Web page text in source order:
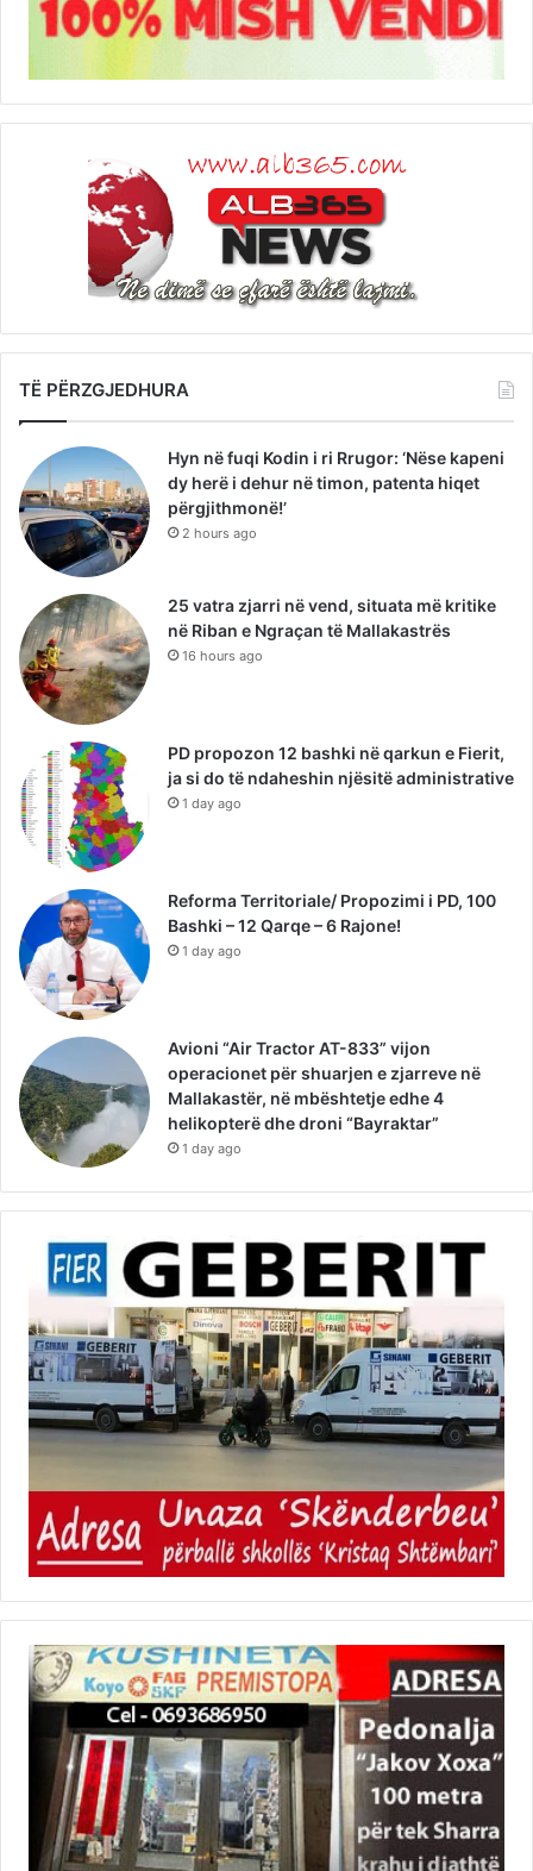
TË PËRZGJEDHURA
Hyn në fuqi Kodin i ri Rrugor: ‘Nëse kapeni
dy herë i dehur në timon, patenta hiqet
përgjithmonë!’
2 hours ago
25 vatra zjarri në vend, situata më kritike
në Riban e Ngraçan të Mallakastrës
16 hours ago
PD propozon 12 bashki në qarkun e Fierit,
ja si do të ndaheshin njësitë administrative
1 day ago
Reforma Territoriale/ Propozimi i PD, 100
Bashki – 12 Qarqe – 6 Rajone!
1 day ago
Avioni “Air Tractor AT-833” vijon
operacionet për shuarjen e zjarreve në
Mallakastër, në mbështetje edhe 4
helikopterë dhe droni “Bayraktar”
1 day ago